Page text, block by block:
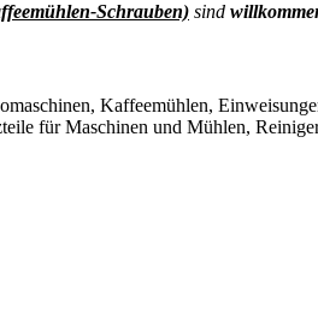
Schrauben) sind
Kaffeemühlen,
für Maschinen und Mühlen,